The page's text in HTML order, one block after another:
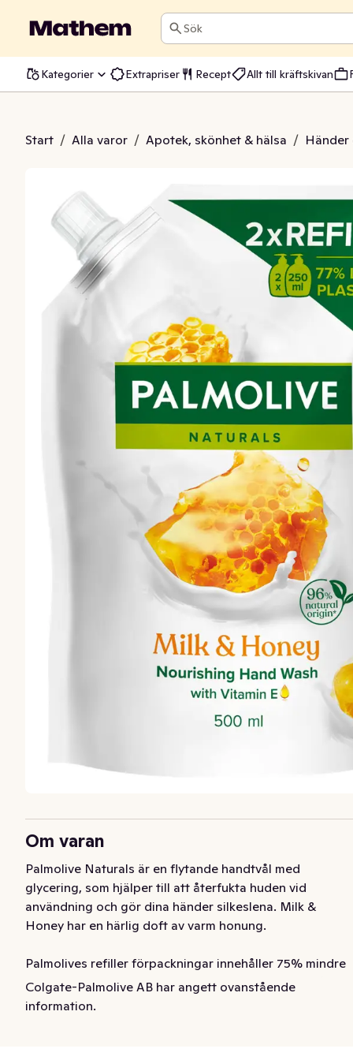
Sök
Kategorier Extrapriser Recept Allt till kräftskivan
Start / Alla varor / Apotek, skönhet & hälsa /
Refill Milk & Honey
Om varan
Palmolive Naturals är en flytande handtvål med
glycering, som hjälper till att återfukta huden vid
användning och gör dina händer silkeslena. Milk &
Honey har en härlig doft av varm honung.
Palmolives refiller förpackningar innehåller 75% mindre
plast än ordinarie pumpar vilket bidrar till en mer hållbar
utveckling.
Colgate-Palmolive AB har angett ovanstående
information.